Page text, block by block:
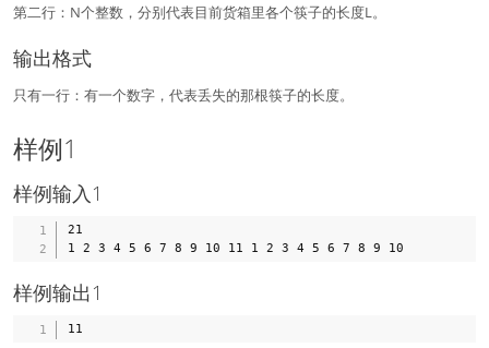
第二行：N个整数，分别代表目前货箱里各个筷子的长度L。
输出格式
只有一行：有一个数字，代表丢失的那根筷子的长度。
样例1
样例输入1
21
样例输出1